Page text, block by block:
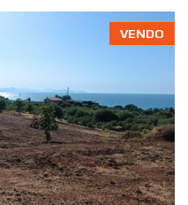
VENDO